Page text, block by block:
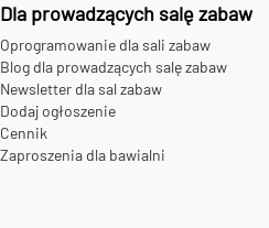
Dla prowadzących salę zabaw
Oprogramowanie dla sali zabaw
Blog dla prowadzących salę zabaw
Newsletter dla sal zabaw
Dodaj ogłoszenie
Cennik
Zaproszenia dla bawialni